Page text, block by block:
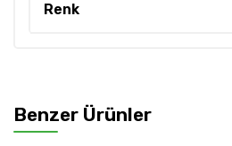
Renk
Benzer Ürünler